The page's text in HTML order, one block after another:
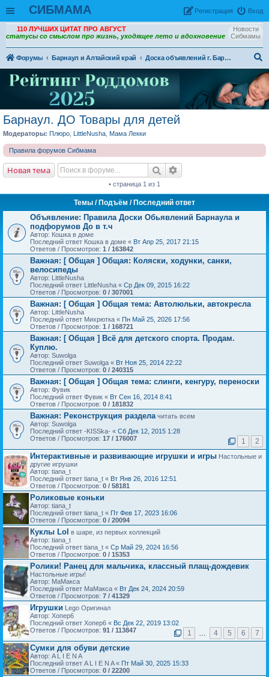
СИБМАМА Вход
Рeгиcтpaция
Новости
Сибмамы
110 ЛУЧШИХ ЦИТАТ ПРО АВГУСТ
статусы со смыслом про жизнь, уходящее лето и вдохновение
Форумы Барнаул и Алтайский край
Доска объявлений г. Барнаул
ои
ск
Барнаул. ДО Товары для детей
Модераторы: Плюро LittleNusha Мама Лекки
Правила форумов Сибмама
Новая тема
• страница 1 из 1
Темы / Подъём / Последний ответ
Объявление: Правила Доски Обьявлений Барнаула и
подфорумов До в т.ч
Автор: Кошка в доме
Последний ответ Кошка в доме « Вт Апр 25, 2017 21:15
Ответов / Просмотров: 1 / 163842
Важная: [ Общая ] Общая: Коляски, ходунки, санки,
велосипеды
Автор: LittleNusha
Последний ответ LittleNusha « Ср Дек 09, 2015 16:22
Ответов / Просмотров: 0 / 307001
Важная: [ Общая ] Общая тема: Автолюльки, автокресла
Автор: LittleNusha
Последний ответ Михрютка « Пн Май 25, 2026 17:56
Ответов / Просмотров: 1 / 168721
Важная: [ Общая ] Всё для детского спорта. Продам.
Куплю.
Автор: Suwolga
Последний ответ Suwolga « Вт Ноя 25, 2014 22:22
Ответов / Просмотров: 0 / 240315
Важная: [ Общая ] Общая тема: слинги, кенгуру, переноски
Автор: Фувик
Последний ответ Фувик « Вт Сен 16, 2014 8:41
Ответов / Просмотров: 0 / 181832
Важная: Реконструкция раздела читать всем
Автор: Suwolga
Последний ответ -KISSka- « Сб Дек 12, 2015 1:28
Ответов / Просмотров: 17 / 176007 1 2
Интерактивные и развивающие игрушки и игры Настольные и
другие игрушки
Автор: tiana_t
Последний ответ tiana_t « Вт Янв 26, 2016 12:51
Ответов / Просмотров: 0 / 58181
Роликовые коньки
Автор: tiana_t
Последний ответ tiana_t « Пт Фев 17, 2023 16:06
Ответов / Просмотров: 0 / 20094
Куклы Lol в шаре, из первых коллекций
Автор: tiana_t
Последний ответ tiana_t « Ср Май 29, 2024 16:56
Ответов / Просмотров: 0 / 15353
Ролики! Ранец для мальчика, классный плащ-дождевик
Настольные игры!
Автор: МаМакса
Последний ответ МаМакса « Вт Дек 24, 2024 20:59
Ответов / Просмотров: 7 / 41329
Игрушки Lego Оригинал
Автор: Хопер6
Последний ответ Хопер6 « Вс Дек 22, 2019 13:02
Ответов / Просмотров: 91 / 113847 1 … 4 5 6 7
Сумки для обуви детские
Автор: A L I E N A
Последний ответ A L I E N A « Пт Май 30, 2025 15:33
Ответов / Просмотров: 0 / 22200